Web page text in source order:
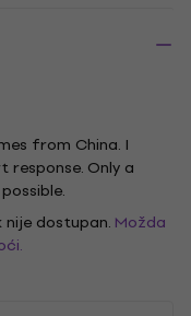
from China. I
Only a
nije dostupan. Možda